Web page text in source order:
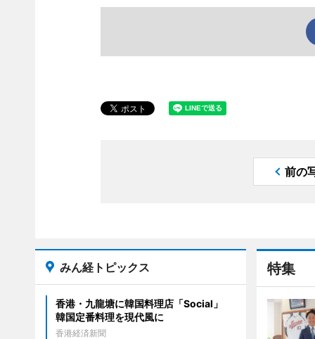
前の
特集
みん経トピックス
香港・九龍塘に韓国料理店「Social」
韓国定番料理を現代風に
香港経済新聞